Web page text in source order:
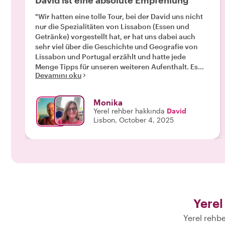
"Wir hatten eine tolle Tour, bei der David uns nicht
nur die Spezialitäten von Lissabon (Essen und
Getränke) vorgestellt hat, er hat uns dabei auch
sehr viel über die Geschichte und Geografie von
Lissabon und Portugal erzählt und hatte jede
Menge Tipps für unseren weiteren Aufenthalt. Es
war ein sehr kurzweiliger Abend mit David. Eine
Devamını oku
Monika
Yerel rehber hakkında David
Lisbon, October 4, 2025
Yerel